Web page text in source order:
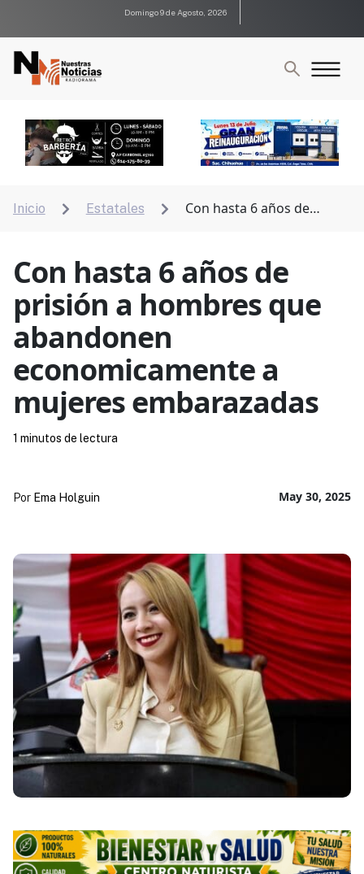
Domingo 9 de Agosto, 2026
Inicio  Estatales 
Con hasta 6 años de
Con hasta 6 años de
prisión a hombres que
abandonen
economicamente a
mujeres embarazadas
May 30, 2025
Por Ema Holguin
1 minutos de lectura